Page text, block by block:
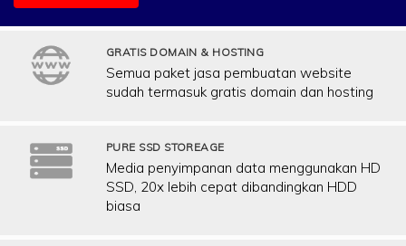
GRATIS DOMAIN & HOSTING
Semua paket jasa pembuatan website
sudah termasuk gratis domain dan hosting
PURE SSD STOREAGE
Media penyimpanan data menggunakan HD
SSD, 20x lebih cepat dibandingkan HDD
biasa